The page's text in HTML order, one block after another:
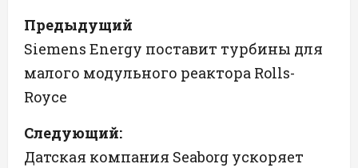
Н
а
в
г
Предыдущий
Siemens Energy поставит турбины для
малого модульного реактора Rolls-
Royce
Следующий:
Датская компания Seaborg ускоряет